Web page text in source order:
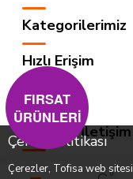
Çerez Politikası
Çerezler, Tofisa web
0
Kategorilerimiz
Hızlı Erişim
Sosyal
Adres & İletişim
FIRSAT
ÜRÜNLERİ